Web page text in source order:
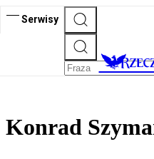
Serwisy
Konrad